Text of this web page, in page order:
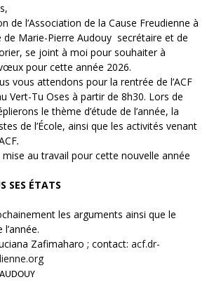
de l’Association de la Cause Freudienne à
de Marie-Pierre Audouy secrétaire et de
se joint à moi pour souhaiter à
pour cette année 2026.
vous attendons pour la rentrée de l’ACF
Vert-Tu Oses à partir de 8h30. Lors de
le thème d’étude de l’année, la
de l’École, ainsi que les activités venant
.
au travail pour cette nouvelle année
SES ÉTATS
les arguments ainsi que le
Zafimaharo ; contact: acf.dr-